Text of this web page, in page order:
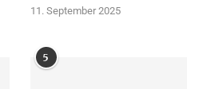
11. September 2025
5